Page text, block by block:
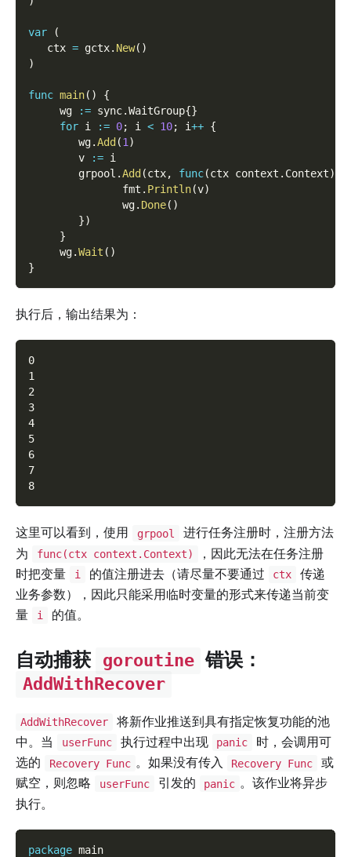
var
(
   ctx
= gctx. New( )
)
func main( )
{
     wg
:= sync.WaitGroup{}
for i := 0; i < 10; i++ {
        wg
.Add (1)
        v
:= i
        grpool
.Add (ctx, func(ctx context . Context)
               fmt
. Println(v)
               wg
. Done( )
})
}
     wg
.Wait ( )
}
执行后，输出结果为：
0
1
2
3
4
5
6
7
8
这里可以看到，使用 grpool
进行任务注册时，注册方法
为
func(ctx context.Context)
，因此无法在任务注册
时把变量
i 的值注册进去（请尽量不要通过 ctx
传递
业务参数），因此只能采用临时变量的形式来传递当前变
量
i 的值。
自动捕获 goroutine 错误：
AddWithRecover
AddWithRecover
将新作业推送到具有指定恢复功能的池
中。当
userFunc 执行过程中出现 panic
时，会调用可
选的
Recovery Func 。如果没有传入 Recovery Func
或
赋空，则忽略
userFunc 引发的 panic 。该作业将异步
执行。
package main